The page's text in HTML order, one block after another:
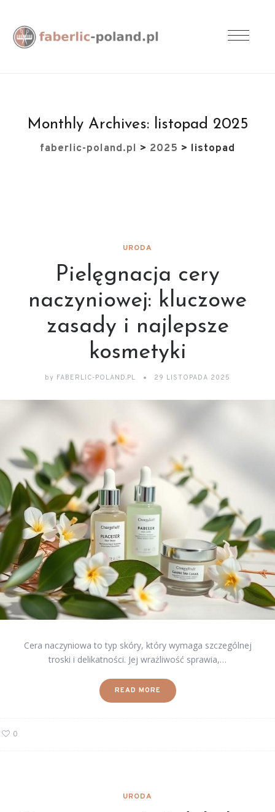
Monthly Archives: listopad 2025
faberlic-poland.pl > 2025 > listopad
URODA
Pielęgnacja cery
naczyniowej: kluczowe
zasady i najlepsze
kosmetyki
by FABERLIC-POLAND.PL 29 LISTOPADA 2025
Cera naczyniowa to typ skóry, który wymaga szczególnej
troski i delikatności. Jej wrażliwość sprawia,…
READ MORE
0
URODA